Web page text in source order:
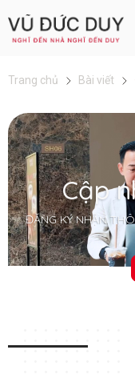
Trang chủ Bài viết
Cập
ĐĂNG KÝ NHẬN